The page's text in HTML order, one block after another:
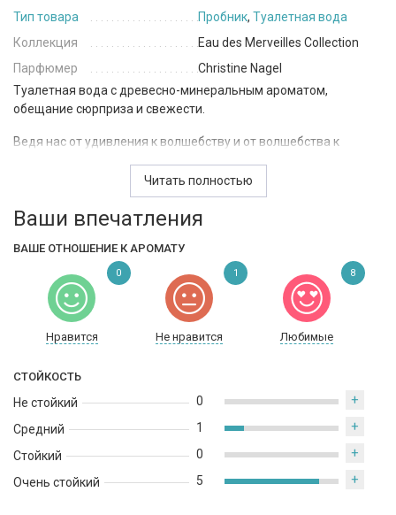
Тип товара
Пробник, Туалетная вода
Коллекция
Eau des Merveilles Collection
Парфюмер
Christine Nagel
Туалетная вода с древесно-минеральным ароматом,
обещание сюрприза и свежести.
Ведя нас от удивления к волшебству и от волшебства к
обоняние в облако фантазий. Этот многоплановый роман
основан на амброво-древесном аккорде, резонирующем с
первых моментов, и покоряет своей блистательной
Читать полностью
Ваши впечатления
ВАШЕ ОТНОШЕНИЕ К АРОМАТУ
Нравится Не нравится Любимые
0 1 8
СТОЙКОСТЬ
Не стойкий
Средний
Стойкий
Очень стойкий
0 +
1 +
0 +
5 +